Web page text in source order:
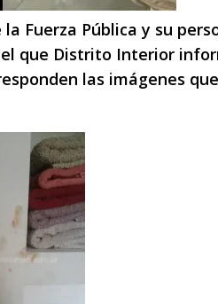
Fuerza Pública y su
que Distrito Interior
las imágenes